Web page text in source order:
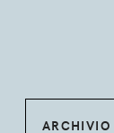
ARCHIVIO